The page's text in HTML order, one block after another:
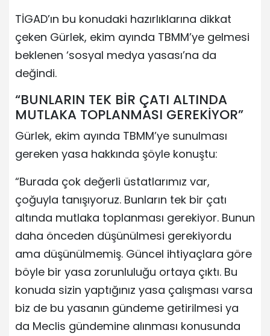
TİGAD’ın bu konudaki hazırlıklarına dikkat
çeken Gürlek, ekim ayında TBMM’ye gelmesi
beklenen ‘sosyal medya yasası’na da
değindi.
“BUNLARIN TEK BİR ÇATI ALTINDA
MUTLAKA TOPLANMASI GEREKİYOR”
Gürlek, ekim ayında TBMM’ye sunulması
gereken yasa hakkında şöyle konuştu:
“Burada çok değerli üstatlarımız var,
çoğuyla tanışıyoruz. Bunların tek bir çatı
altında mutlaka toplanması gerekiyor. Bunun
daha önceden düşünülmesi gerekiyordu
ama düşünülmemiş. Güncel ihtiyaçlara göre
böyle bir yasa zorunluluğu ortaya çıktı. Bu
konuda sizin yaptığınız yasa çalışması varsa
biz de bu yasanın gündeme getirilmesi ya
da Meclis gündemine alınması konusunda